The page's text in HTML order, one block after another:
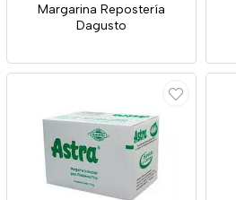
Margarina Repostería
Dagusto